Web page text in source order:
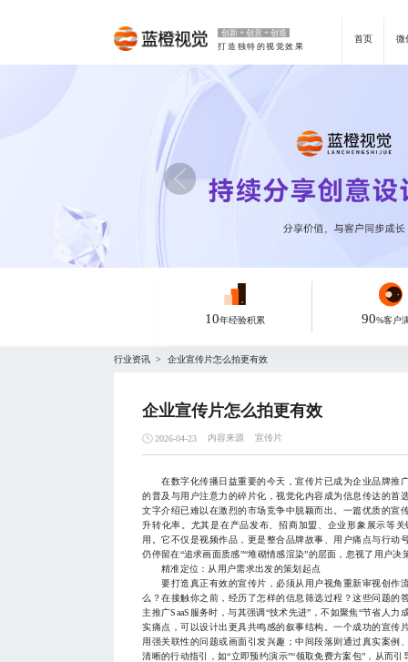
创新 + 创意 + 创造
打造独特的视觉效果
首页 微
10年经验积累 90%客户
行业资讯 > 企业宣传片怎么拍更有效
企业宣传片怎么拍更有效
2026-04-23 内容来源 宣传片
在数字化传播日益重要的今天，宣传片已成为企业品牌推
的普及与用户注意力的碎片化，视觉化内容成为信息传达的首
文字介绍已难以在激烈的市场竞争中脱颖而出。一篇优质的宣
升转化率。尤其是在产品发布、招商加盟、企业形象展示等
用。它不仅是视频作品，更是整合品牌故事、用户痛点与行动
仍停留在“追求画面质感”“堆砌情感渲染”的层面，忽视了用户
精准定位：从用户需求出发的策划起点
要打造真正有效的宣传片，必须从用户视角重新审视创作
么？在接触你之前，经历了怎样的信息筛选过程？这些问题的
主推广SaaS服务时，与其强调“技术先进”，不如聚焦“节省人
实痛点，可以设计出更具共鸣感的叙事结构。一个成功的宣
用强关联性的问题或画面引发兴趣；中间段落则通过真实案例
清晰的行动指引，如“立即预约演示”“领取免费方案包”，从而